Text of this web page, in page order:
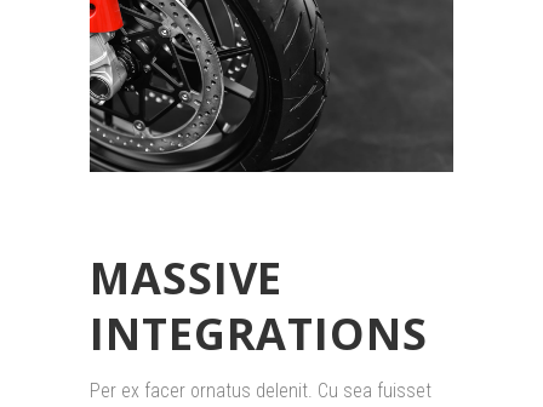
MASSIVE
INTEGRATIONS
Per ex facer ornatus delenit. Cu sea fuisset